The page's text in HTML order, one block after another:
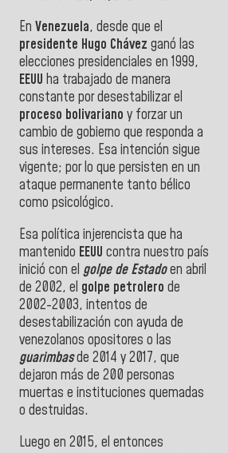
En Venezuela, desde que el
presidente Hugo Chávez ganó las
elecciones presidenciales en 1999,
EEUU ha trabajado de manera
constante por desestabilizar el
proceso bolivariano y forzar un
cambio de gobierno que responda a
sus intereses. Esa intención sigue
vigente; por lo que persisten en un
ataque permanente tanto bélico
como psicológico.
Esa política injerencista que ha
mantenido EEUU contra nuestro país
inició con el golpe de Estadoen abril
de 2002, el golpe petrolero de
2002-2003, intentos de
desestabilización con ayuda de
venezolanos opositores o las
guarimbasde 2014 y 2017, que
dejaron más de 200 personas
muertas e instituciones quemadas
o destruidas.
Luego en 2015, el entonces